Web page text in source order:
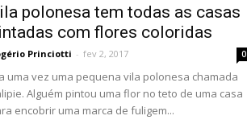
polonesa tem todas as casas
com flores coloridas
Princiotti - fev 2, 2017 0
uma vez uma pequena vila polonesa chamada
Alguém pintou uma flor no teto de uma casa
encobrir uma marca de fuligem...